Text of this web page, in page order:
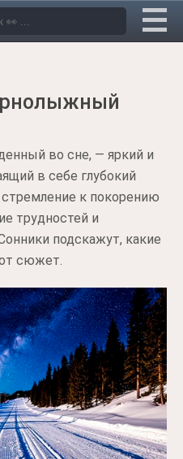
во сне, — яркий и
в себе глубокий
к покорению
трудностей и
подскажут, какие
сюжет.